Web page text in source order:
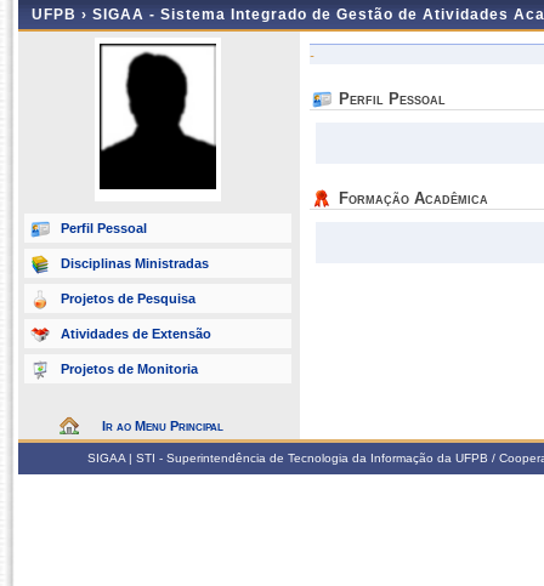
UFPB › SIGAA - Sistema Integrado de Gestão de Atividades
Perfil Pessoal
Disciplinas Ministradas
Projetos de Pesquisa
Atividades de Extensão
Projetos de Monitoria
Ir ao Menu Principal
-
Perfil Pessoal
Formação Acadêmica
SIGAA | STI - Superintendência de Tecnologia da Informação da UFPB /